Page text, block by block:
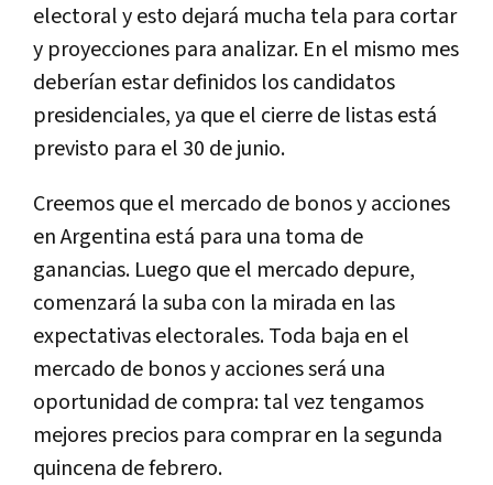
electoral y esto dejará mucha tela para cortar
y proyecciones para analizar. En el mismo mes
deberían estar definidos los candidatos
presidenciales, ya que el cierre de listas está
previsto para el 30 de junio.
Creemos que el mercado de bonos y acciones
en Argentina está para una toma de
ganancias. Luego que el mercado depure,
comenzará la suba con la mirada en las
expectativas electorales. Toda baja en el
mercado de bonos y acciones será una
oportunidad de compra: tal vez tengamos
mejores precios para comprar en la segunda
quincena de febrero.